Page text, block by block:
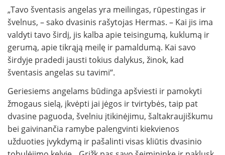
„Tavo šventasis angelas yra meilingas, rūpestingas ir
švelnus, – sako dvasinis rašytojas Hermas. – Kai jis ima
valdyti tavo širdį, jis kalba apie teisingumą, kuklumą ir
gerumą, apie tikrąją meilę ir pamaldumą. Kai savo
širdyje pradedi jausti tokius dalykus, žinok, kad
šventasis angelas su tavimi“.
Geriesiems angelams būdinga apšviesti ir pamokyti
žmogaus sielą, įkvėpti jai jėgos ir tvirtybės, taip pat
dvasine paguoda, švelniu įtikinėjimu, šaltakraujiškumu
bei gaivinančia ramybe palengvinti kiekvienos
užduoties įvykdymą ir pašalinti visas kliūtis dvasinio